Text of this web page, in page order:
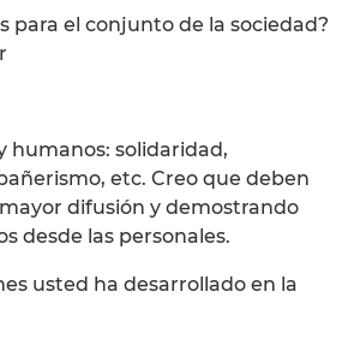
para el conjunto de la sociedad?
humanos: solidaridad,
etc. Creo que deben
difusión y demostrando
desde las personales.
usted ha desarrollado en la